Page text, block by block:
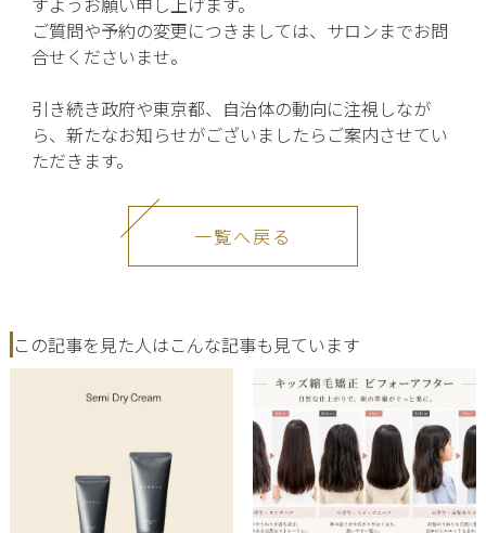
ご質問や予約の変更につきましては、サロンまでお問
合せくださいませ。
引き続き政府や東京都、自治体の動向に注視しなが
ら、新たなお知らせがございましたらご案内させてい
ただきます。
一覧へ戻る
この記事を見た人はこんな記事も見ています